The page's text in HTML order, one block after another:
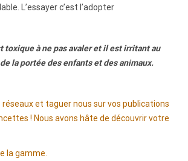
L’essayer c’est l’adopter
toxique à ne pas avaler et il est irritant au
la portée des enfants et des animaux.
réseaux et taguer nous sur vos publications
! Nous avons hâte de découvrir votre
la gamme.